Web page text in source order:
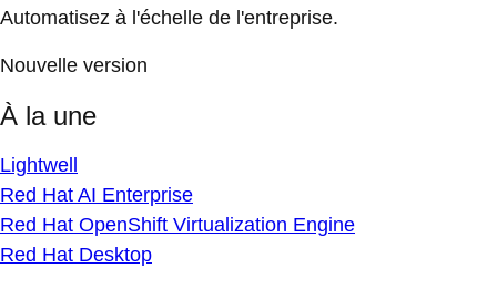
Automatisez à l'échelle de l'entreprise.
Nouvelle version
À la une
Lightwell
Red Hat AI Enterprise
Red Hat OpenShift Virtualization Engine
Red Hat Desktop